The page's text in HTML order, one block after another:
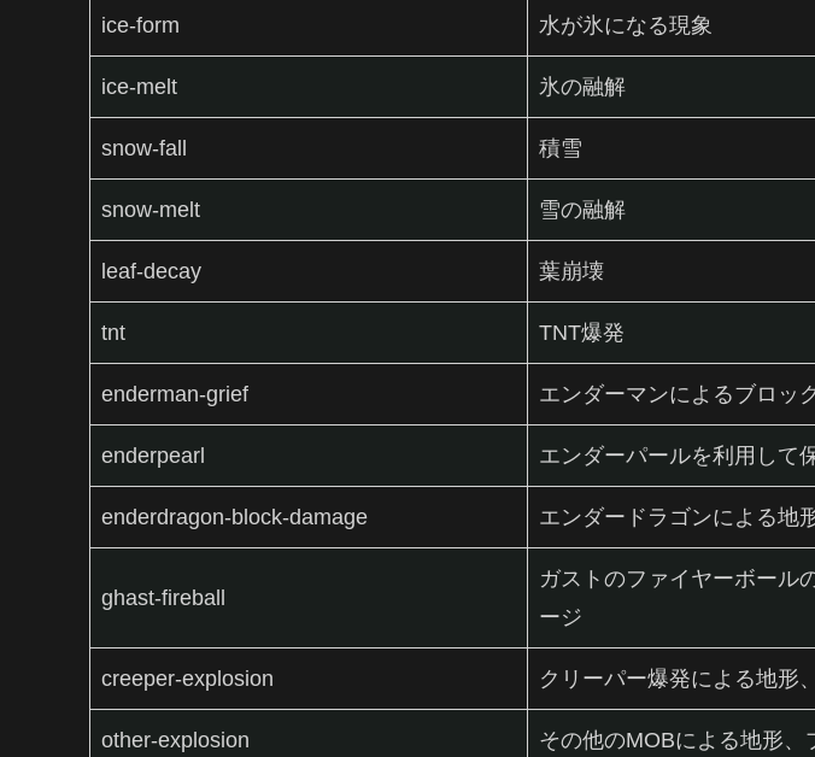
ice-form 水が氷になる現象
ice-melt 氷の融解
snow-fall 積雪
snow-melt 雪の融解
leaf-decay 葉崩壊
tnt TNT爆発
enderman-grief エンダーマンによるブロッ
enderpearl エンダーパールを利用して
enderdragon-block-damage エンダードラゴンによる地
ghast-fireball
ガストのファイヤーボール
ージ
creeper-explosion クリーパー爆発による地形
other-explosion その他のMOBによる地形、